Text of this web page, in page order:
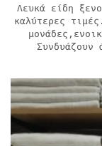
Λευκά είδη
καλύτερες
Συνδυάζουν